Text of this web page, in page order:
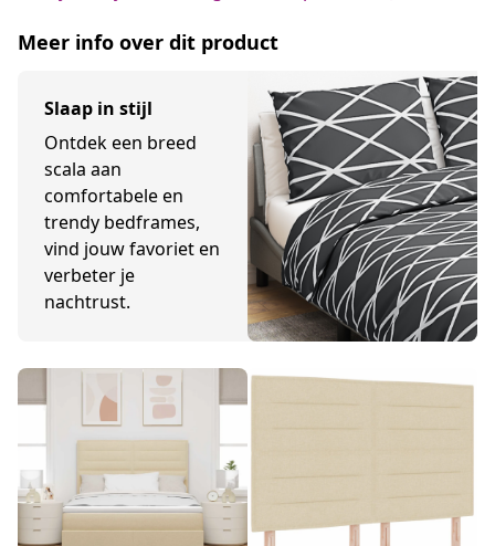
Meer info over dit product
Slaap in stijl
Ontdek een breed
scala aan
comfortabele en
trendy bedframes,
vind jouw favoriet en
verbeter je
nachtrust.